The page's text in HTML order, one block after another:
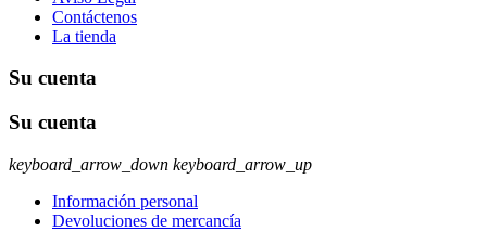
Contáctenos
La tienda
Su cuenta
Su cuenta
keyboard_arrow_down keyboard_arrow_up
Información personal
Devoluciones de mercancía